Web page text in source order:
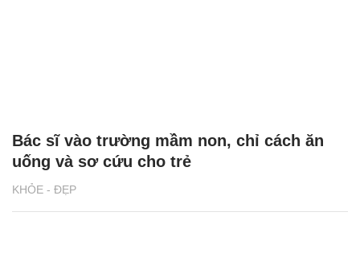
KHỎE - ĐẸP
Bác sĩ vào trường mầm non, chỉ cách ăn
uống và sơ cứu cho trẻ